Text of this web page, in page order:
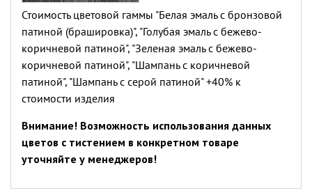
(увеличить)
Стоимость цветовой гаммы "Белая эмаль с бронзовой
патиной (брашировка)", "Голубая эмаль с бежево-
коричневой патиной", "Зеленая эмаль с бежево-
коричневой патиной", "Шампань с коричневой
патиной", "Шампань с серой патиной" +40% к
стоимости изделия
Внимание! Возможность использования данных
цветов с тистением в конкретном товаре
уточняйте у менеджеров!